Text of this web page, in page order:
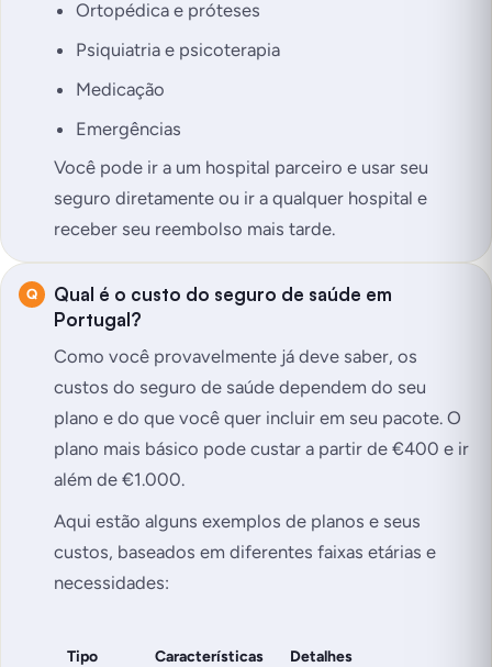
Ortopédica e próteses
Psiquiatria e psicoterapia
Medicação
Emergências
Você pode ir a um hospital parceiro e usar seu
seguro diretamente ou ir a qualquer hospital e
receber seu reembolso mais tarde.
Qual é o custo do seguro de saúde em
Portugal?
Como você provavelmente já deve saber, os
custos do seguro de saúde dependem do seu
plano e do que você quer incluir em seu pacote. O
plano mais básico pode custar a partir de €400 e ir
além de €1.000.
Aqui estão alguns exemplos de planos e seus
custos, baseados em diferentes faixas etárias e
necessidades:
Tipo Características Detalhes